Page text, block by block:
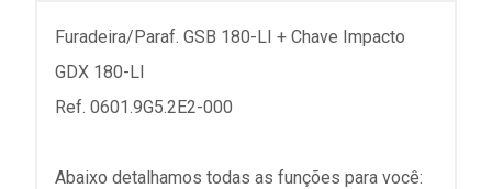
Furadeira/Paraf. GSB 180-LI + Chave Impacto
GDX 180-LI
Ref. 0601.9G5.2E2-000
Abaixo detalhamos todas as funções para você: